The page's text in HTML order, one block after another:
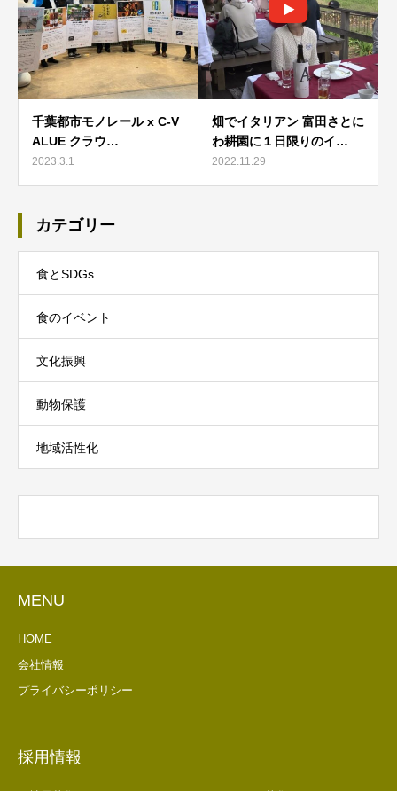
千葉都市モノレール x C-V
ALUE クラウ…
2023.3.1
畑でイタリアン 富田さとに
わ耕園に１日限りのイ…
2022.11.29
カテゴリー
食とSDGs
食のイベント
文化振興
動物保護
地域活性化
MENU
HOME
会社情報
プライバシーポリシー
採用情報